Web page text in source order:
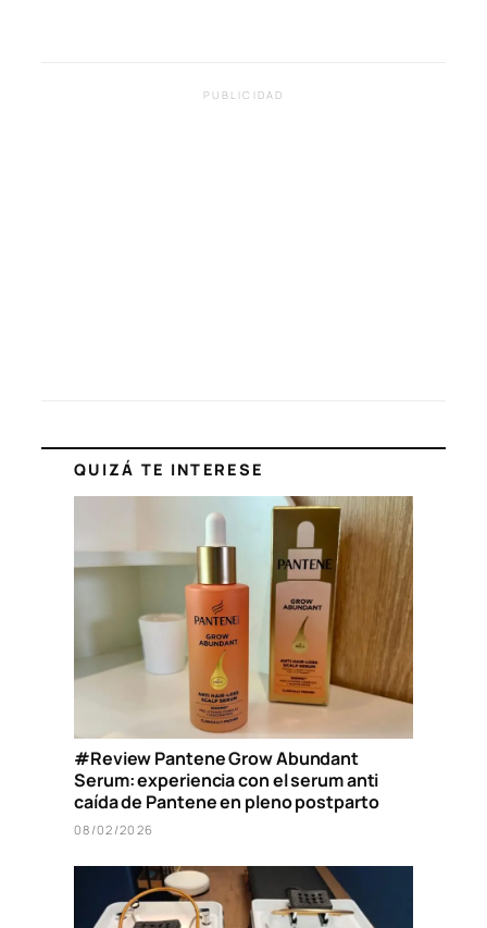
PUBLICIDAD
QUIZÁ TE INTERESE
#Review Pantene Grow Abundant
Serum: experiencia con el serum anti
caída de Pantene en pleno postparto
08/02/2026